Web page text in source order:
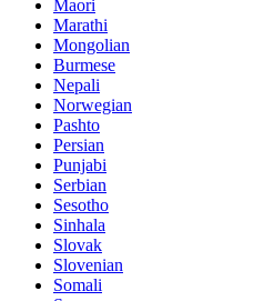
Maori
Marathi
Mongolian
Burmese
Nepali
Norwegian
Pashto
Persian
Punjabi
Serbian
Sesotho
Sinhala
Slovak
Slovenian
Somali